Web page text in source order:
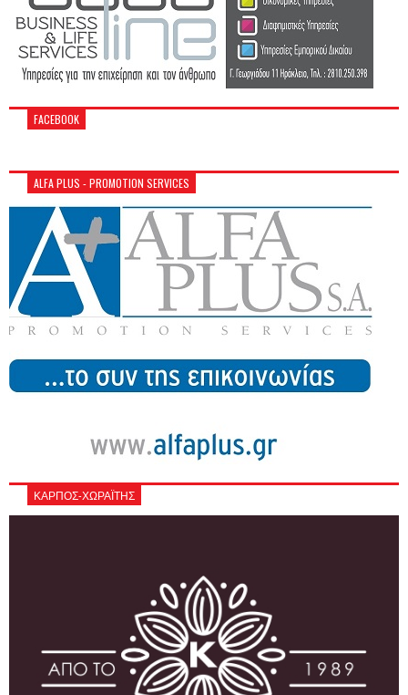
FACEBOOK
ALFA PLUS - PROMOTION SERVICES
ΚΑΡΠΟΣ-ΧΩΡΑΪΤΗΣ